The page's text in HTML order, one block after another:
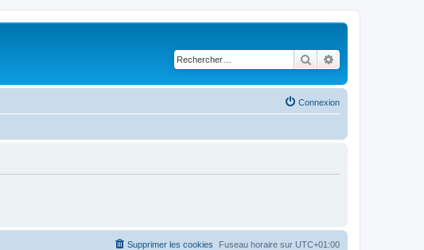
Rechercher
Connexion
Fuseau horaire sur UTC+01:00
Supprimer les cookies